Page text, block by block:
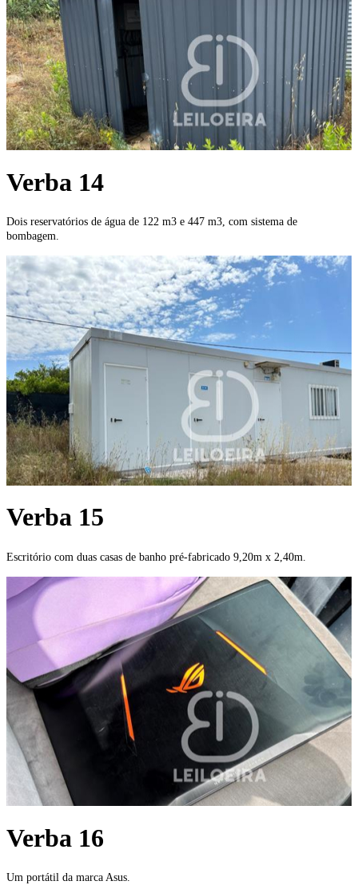
Verba 14
Dois reservatórios de água de 122 m3 e 447 m3, com sistema de
bombagem.
Verba 15
Escritório com duas casas de banho pré-fabricado 9,20m x 2,40m.
Verba 16
Um portátil da marca Asus.